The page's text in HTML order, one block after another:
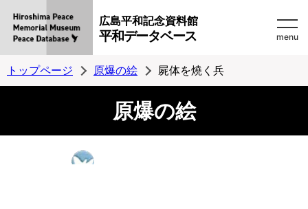
広島平和記念資料館
平和データベース menu
トップページ 原爆の絵 屍体を燒く兵
原爆の絵